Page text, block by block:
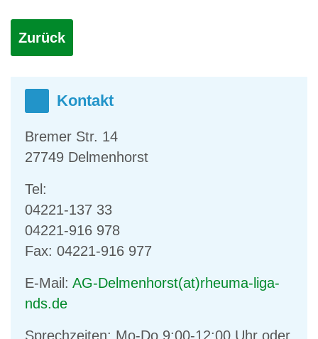
Zurück
Kontakt
Bremer Str. 14
27749 Delmenhorst
Tel:
04221-137 33
04221-916 978
Fax: 04221-916 977
E-Mail: AG-Delmenhorst(at)rheuma-liga-
nds.de
Sprechzeiten: Mo-Do 9:00-12:00 Uhr oder